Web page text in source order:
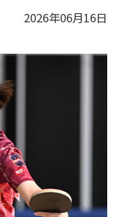
2026年06月16日